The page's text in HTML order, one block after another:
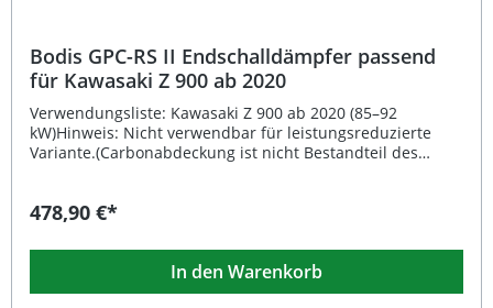
Bodis GPC-RS II Endschalldämpfer passend
für Kawasaki Z 900 ab 2020
Verwendungsliste: Kawasaki Z 900 ab 2020 (85–92
kW)Hinweis: Nicht verwendbar für leistungsreduzierte
Variante.(Carbonabdeckung ist nicht Bestandteil des
2020 überzeugt durch seine sportliche Optik, hochwertige
Gefertigt aus schwarzem Edelstahl, bietet der Auspuff
nicht nur eine optische Aufwertung, sondern auch einen
deutlichen Zugewinn an Drehmoment und Leistung. Der
478,90 €*
In den Warenkorb